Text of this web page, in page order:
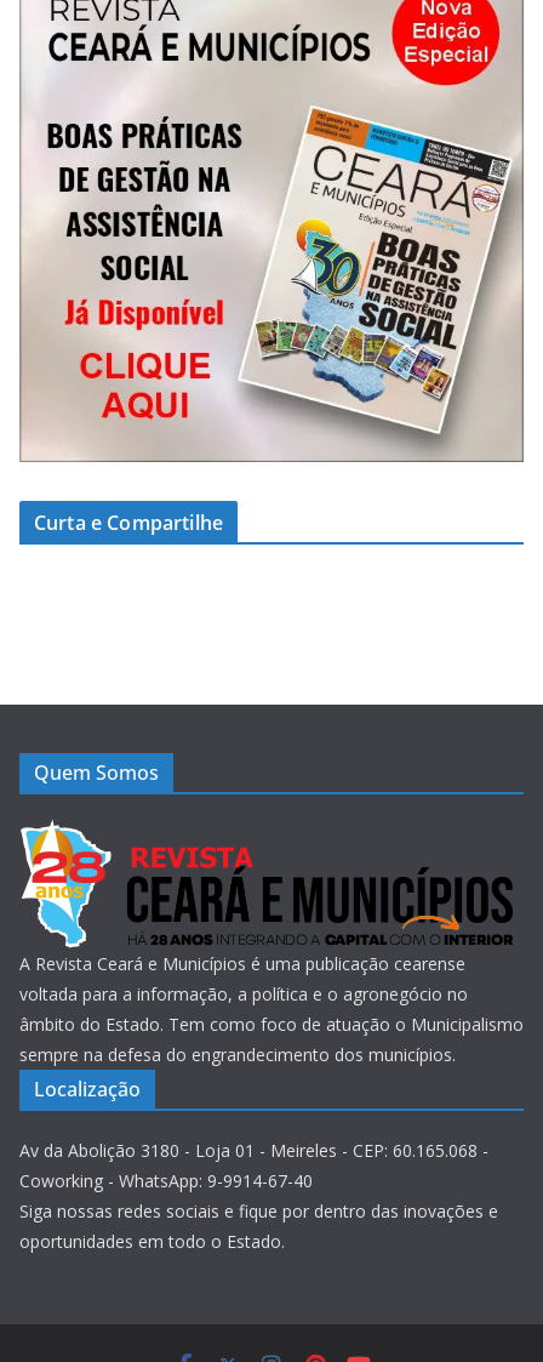
Curta e Compartilhe
Quem Somos
A Revista Ceará e Municípios é uma publicação cearense
voltada para a informação, a política e o agronegócio no
âmbito do Estado. Tem como foco de atuação o Municipalismo
sempre na defesa do engrandecimento dos municípios.
Localização
Av da Abolição 3180 - Loja 01 - Meireles - CEP: 60.165.068 -
Coworking - WhatsApp: 9-9914-67-40
Siga nossas redes sociais e fique por dentro das inovações e
oportunidades em todo o Estado.